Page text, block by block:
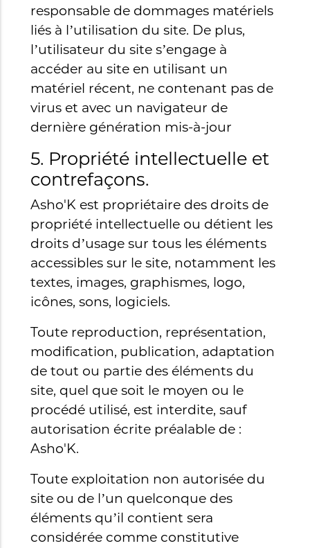
responsable de dommages matériels
liés à l’utilisation du site. De plus,
l’utilisateur du site s’engage à
accéder au site en utilisant un
matériel récent, ne contenant pas de
virus et avec un navigateur de
dernière génération mis-à-jour
5. Propriété intellectuelle et
contrefaçons.
Asho'K est propriétaire des droits de
propriété intellectuelle ou détient les
droits d’usage sur tous les éléments
accessibles sur le site, notamment les
textes, images, graphismes, logo,
icônes, sons, logiciels.
Toute reproduction, représentation,
modification, publication, adaptation
de tout ou partie des éléments du
site, quel que soit le moyen ou le
procédé utilisé, est interdite, sauf
autorisation écrite préalable de :
Asho'K.
Toute exploitation non autorisée du
site ou de l’un quelconque des
éléments qu’il contient sera
considérée comme constitutive